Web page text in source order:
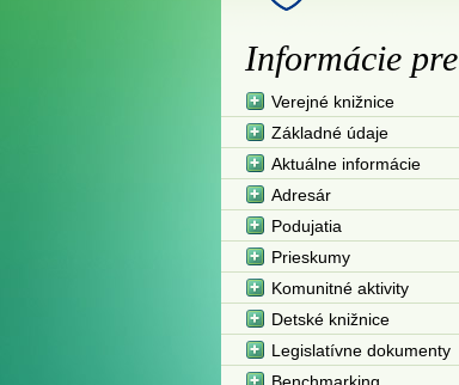
Informácie pre
Verejné knižnice
Základné údaje
Aktuálne informácie
Adresár
Podujatia
Prieskumy
Komunitné aktivity
Detské knižnice
Legislatívne dokumenty